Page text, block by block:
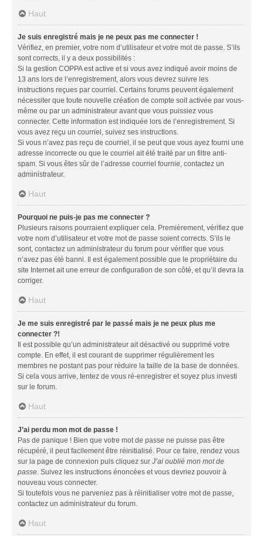
Haut
Je suis enregistré mais je ne peux pas me connecter !
Vérifiez, en premier, votre nom d’utilisateur et votre mot de passe. S’ils
sont corrects, il y a deux possibilités :
Si la gestion COPPA est active et si vous avez indiqué avoir moins de
13 ans lors de l’enregistrement, alors vous devrez suivre les
instructions reçues par courriel. Certains forums peuvent également
nécessiter que toute nouvelle création de compte soit activée par vous-
même ou par un administrateur avant que vous puissiez vous
connecter. Cette information est indiquée lors de l’enregistrement. Si
vous avez reçu un courriel, suivez ses instructions.
Si vous n’avez pas reçu de courriel, il se peut que vous ayez fourni une
adresse incorrecte ou que le courriel ait été traité par un filtre anti-
spam. Si vous êtes sûr de l’adresse courriel fournie, contactez un
administrateur.
Haut
Pourquoi ne puis-je pas me connecter ?
Plusieurs raisons pourraient expliquer cela. Premièrement, vérifiez que
votre nom d’utilisateur et votre mot de passe soient corrects. S’ils le
sont, contactez un administrateur du forum pour vérifier que vous
n’avez pas été banni. Il est également possible que le propriétaire du
site Internet ait une erreur de configuration de son côté, et qu’il devra la
corriger.
Haut
Je me suis enregistré par le passé mais je ne peux plus me
connecter ?!
Il est possible qu’un administrateur ait désactivé ou supprimé votre
compte. En effet, il est courant de supprimer régulièrement les
membres ne postant pas pour réduire la taille de la base de données.
Si cela vous arrive, tentez de vous ré-enregistrer et soyez plus investi
sur le forum.
Haut
J’ai perdu mon mot de passe !
Pas de panique ! Bien que votre mot de passe ne puisse pas être
récupéré, il peut facilement être réinitialisé. Pour ce faire, rendez vous
sur la page de connexion puis cliquez sur J’ai oublié mon mot de
passe. Suivez les instructions énoncées et vous devriez pouvoir à
nouveau vous connecter.
Si toutefois vous ne parveniez pas à réinitialiser votre mot de passe,
contactez un administrateur du forum.
Haut